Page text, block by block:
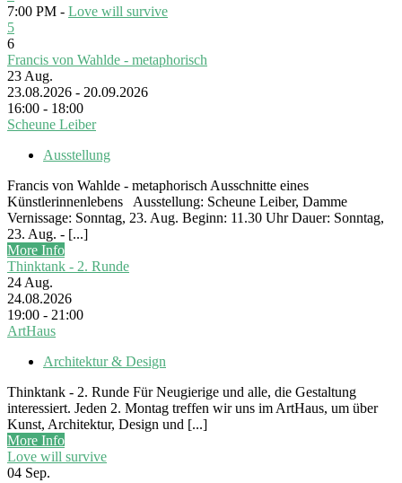
7:00 PM - Love will survive
5
6
Francis von Wahlde - metaphorisch
23 Aug.
23.08.2026 - 20.09.2026
16:00 - 18:00
Scheune Leiber
Ausstellung
Francis von Wahlde - metaphorisch Ausschnitte eines
Künstlerinnenlebens Ausstellung: Scheune Leiber, Damme
Vernissage: Sonntag, 23. Aug. Beginn: 11.30 Uhr Dauer: Sonntag,
23. Aug. - [...]
More Info
Thinktank - 2. Runde
24 Aug.
24.08.2026
19:00 - 21:00
ArtHaus
Architektur & Design
Thinktank - 2. Runde Für Neugierige und alle, die Gestaltung
interessiert. Jeden 2. Montag treffen wir uns im ArtHaus, um über
Kunst, Architektur, Design und [...]
More Info
Love will survive
04 Sep.